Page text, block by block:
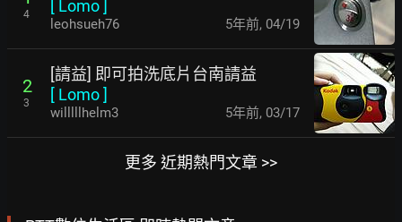
4
[ Lomo]
leohsueh76 5年前, 04/19
2
3
[請益] 即可拍洗底片台南請益
[ Lomo]
willlllhelm3 5年前, 03/17
更多 近期熱門文章 >>